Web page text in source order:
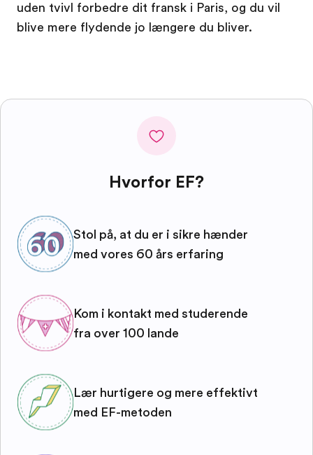
uden tvivl forbedre dit fransk i Paris, og du vil
blive mere flydende jo længere du bliver.
Hvorfor EF?
Stol på, at du er i sikre hænder
med vores 60 års erfaring
Kom i kontakt med studerende
fra over 100 lande
Lær hurtigere og mere effektivt
med EF-metoden